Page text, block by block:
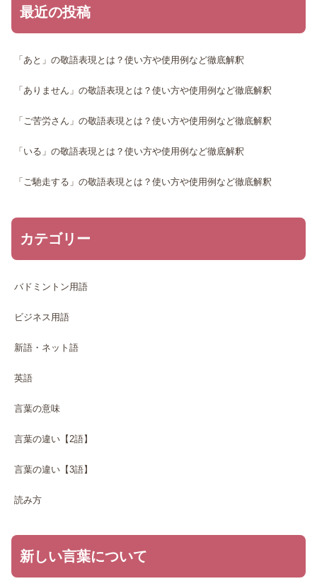
最近の投稿
「あと」の敬語表現とは？使い方や使用例など徹底解釈
「ありません」の敬語表現とは？使い方や使用例など徹底解釈
「ご苦労さん」の敬語表現とは？使い方や使用例など徹底解釈
「いる」の敬語表現とは？使い方や使用例など徹底解釈
「ご馳走する」の敬語表現とは？使い方や使用例など徹底解釈
カテゴリー
バドミントン用語
ビジネス用語
新語・ネット語
英語
言葉の意味
言葉の違い【2語】
言葉の違い【3語】
読み方
新しい言葉について